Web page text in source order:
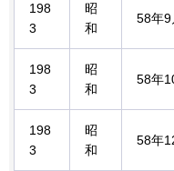
198
3
昭
和
58年9
198
3
昭
和
58年
198
3
昭
和
58年